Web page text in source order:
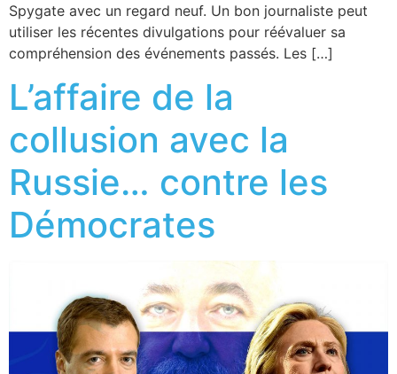
Spygate avec un regard neuf. Un bon journaliste peut
utiliser les récentes divulgations pour réévaluer sa
compréhension des événements passés. Les […]
L’affaire de la
collusion avec la
Russie… contre les
Démocrates